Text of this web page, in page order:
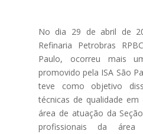
No dia 29 de abril de
Refinaria Petrobras
Paulo, ocorreu mais
promovido pela ISA São
teve como objetivo
técnicas de qualidade em
área de atuação da
profissionais da